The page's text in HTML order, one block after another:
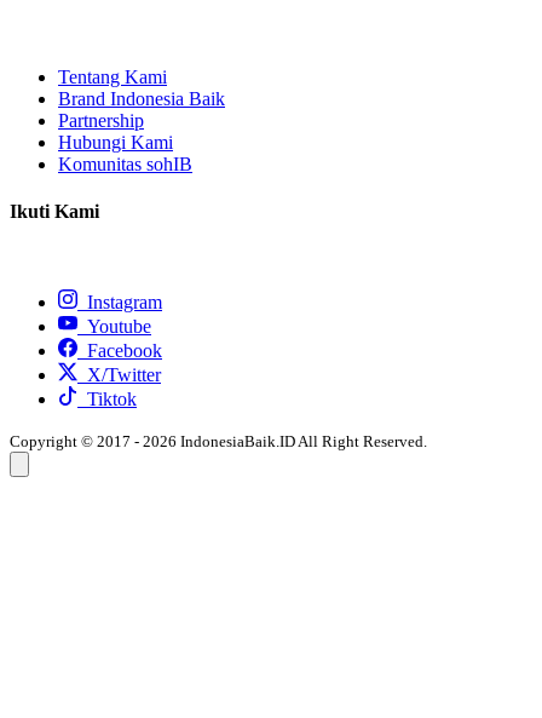
Tentang Kami
Brand Indonesia Baik
Partnership
Hubungi Kami
Komunitas sohIB
Ikuti Kami
Instagram
Youtube
Facebook
X/Twitter
Tiktok
Copyright © 2017 - 2026 IndonesiaBaik.ID All Right Reserved.